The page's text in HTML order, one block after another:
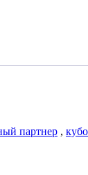
партнер ,